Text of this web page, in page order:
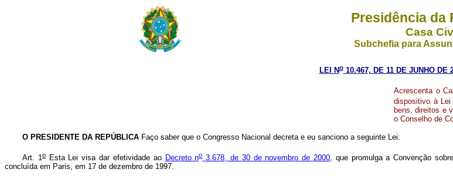
Presidência da
Casa
Subchefia para
LEI No10.467, DE 11 DE JUNHO DE
Acrescenta o
dispositivo à Lei
bens, direitos e
o Conselho de
O PRESIDENTE DA REPÚBLICA Faço saber que o Congresso Nacional decreta e eu sanciono a seguinte Lei:
Art. 1oEsta Lei visa dar efetividade ao Decreto no3.678, de 30 de novembro de 2000 , que promulga a Convenção
concluída em Paris, em 17 de dezembro de 1997.